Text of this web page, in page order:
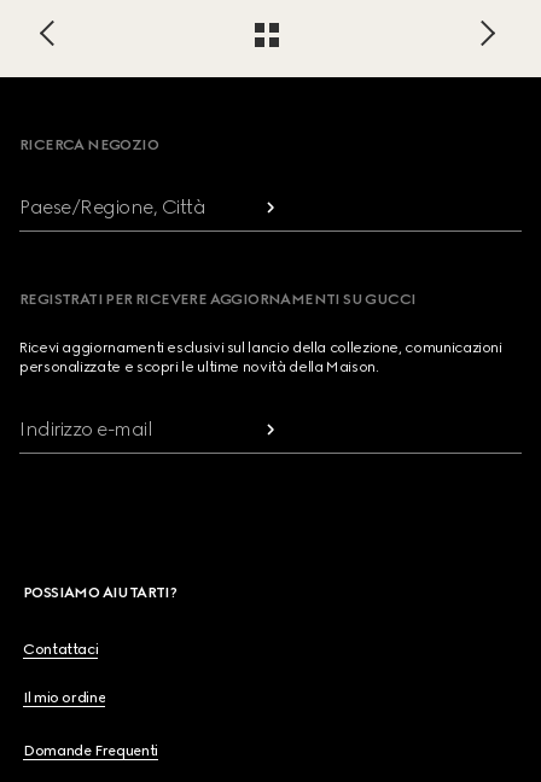
RICERCA NEGOZIO
Paese/Regione, Città
REGISTRATI PER RICEVERE AGGIORNAMENTI SU GUCCI
Ricevi aggiornamenti esclusivi sul lancio della collezione, comunicazioni
personalizzate e scopri le ultime novità della Maison.
Indirizzo e-mail
POSSIAMO AIUTARTI?
Contattaci
Il mio ordine
Domande Frequenti